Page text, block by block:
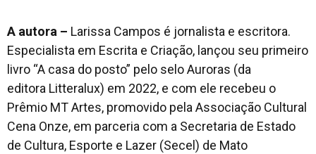
A autora – Larissa Campos é jornalista e escritora.
Especialista em Escrita e Criação, lançou seu primeiro
livro “A casa do posto” pelo selo Auroras (da
editora Litteralux) em 2022, e com ele recebeu o
Prêmio MT Artes, promovido pela Associação Cultural
Cena Onze, em parceria com a Secretaria de Estado
de Cultura, Esporte e Lazer (Secel) de Mato